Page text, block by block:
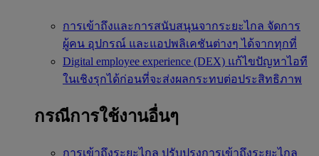
การเข้าถึงและการสนับสนุนจากระยะไกล จัดการ
ผู้คน อุปกรณ์ และแอปพลิเคชันต่างๆ ได้จากทุกที่
Digital employee experience (DEX) แก้ไขปัญหาไอที
ในเชิงรุกได้ก่อนที่จะส่งผลกระทบต่อประสิทธิภาพ
กรณีการใช้งานอื่นๆ
การเข้าถึงระยะไกล ปรับปรุงการเข้าถึงระยะไกล